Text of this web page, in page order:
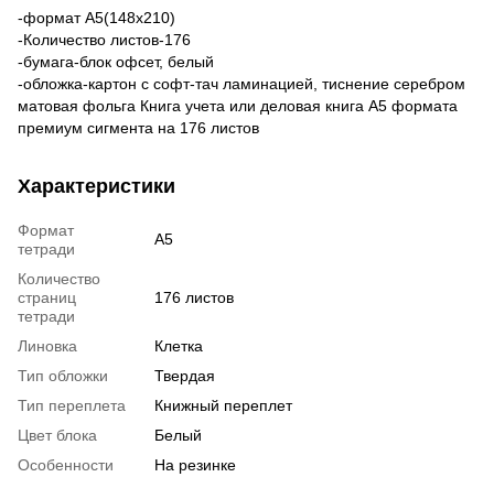
-формат А5(148х210)
-Количество листов-176
-бумага-блок офсет, белый
-обложка-картон с софт-тач ламинацией, тиснение серебром
матовая фольга Книга учета или деловая книга А5 формата
премиум сигмента на 176 листов
Характеристики
Формат
тетради
А5
Количество
страниц
тетради
176 листов
Линовка
Клетка
Тип обложки
Твердая
Тип переплета
Книжный переплет
Цвет блока
Белый
Особенности
На резинке